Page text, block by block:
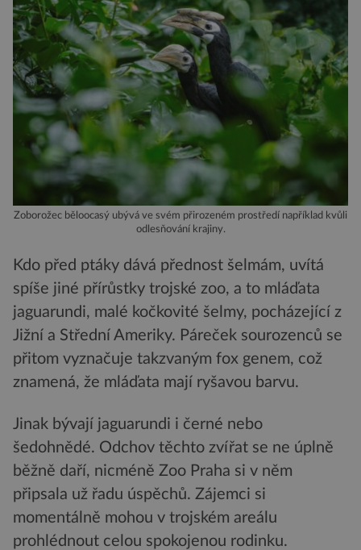
Zoborožec běloocasý ubývá ve svém přirozeném prostředí například kvůli
odlesňování krajiny.
Kdo před ptáky dává přednost šelmám, uvítá
spíše jiné přírůstky trojské zoo, a to mláďata
jaguarundi, malé kočkovité šelmy, pocházející z
Jižní a Střední Ameriky. Páreček sourozenců se
přitom vyznačuje takzvaným fox genem, což
znamená, že mláďata mají ryšavou barvu.
Jinak bývají jaguarundi i černé nebo
šedohnědé. Odchov těchto zvířat se ne úplně
běžně daří, nicméně Zoo Praha si v něm
připsala už řadu úspěchů. Zájemci si
momentálně mohou v trojském areálu
prohlédnout celou spokojenou rodinku.